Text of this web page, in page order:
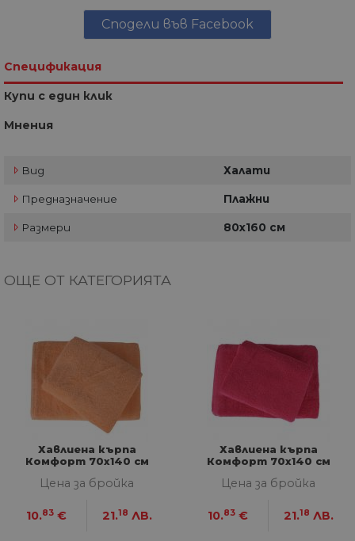
Сподели във Facebook
Спецификация
Купи с един клик
Мнения
Вид Халати
Предназначение Плажни
Размери 80х160 см
ОЩЕ ОТ КАТЕГОРИЯТА
Хавлиена кърпа
Комфорт 70х140 см
Цена за бройка
10.83 € 21.18 ЛВ.
Хавлиена кърпа
Комфорт 70х140 см
Цена за бройка
10.83 € 21.18 ЛВ.